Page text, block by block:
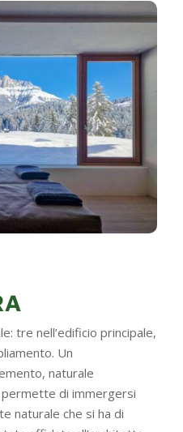
tre nell’edificio principale,
Un
naturale
di immergersi
naturale che si ha di